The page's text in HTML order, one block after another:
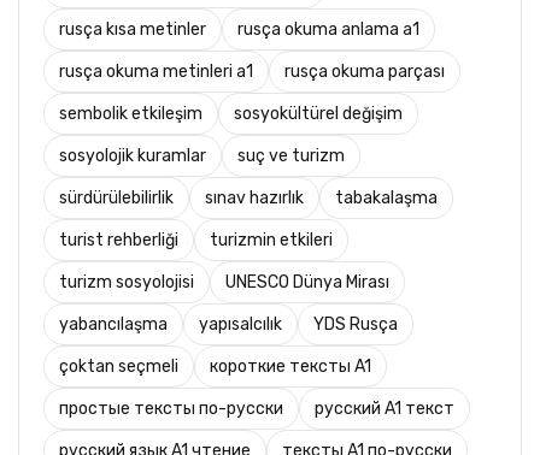
rusça kısa metinler rusça okuma anlama a1
rusça okuma metinleri a1 rusça okuma parçası
sembolik etkileşim sosyokültürel değişim
sosyolojik kuramlar suç ve turizm
sürdürülebilirlik sınav hazırlık tabakalaşma
turist rehberliği turizmin etkileri
turizm sosyolojisi UNESCO Dünya Mirası
yabancılaşma yapısalcılık YDS Rusça
çoktan seçmeli короткие тексты A1
простые тексты по-русски русский A1 текст